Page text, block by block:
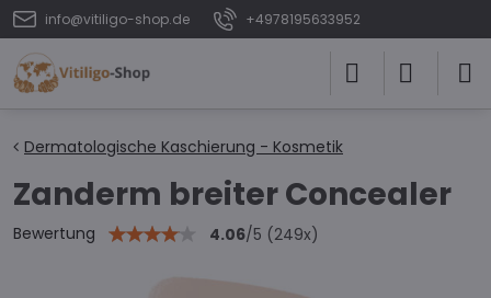
info@vitiligo-shop.de +4978195633952
Dermatologische Kaschierung - Kosmetik
Zanderm breiter Concealer
Bewertung 4.06/5 (249x)